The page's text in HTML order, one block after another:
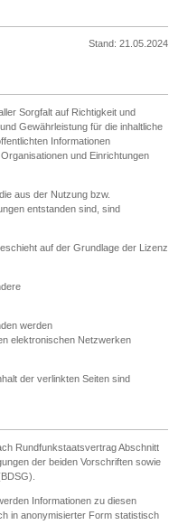
Stand: 21.05.2024
Sorgfalt auf Richtigkeit und
Gewährleistung für die inhaltliche
Informationen
und Einrichtungen
aus der Nutzung bzw.
entstanden sind, sind
auf der Grundlage der Lizenz
werden
elektronischen Netzwerken
der verlinkten Seiten sind
Rundfunkstaatsvertrag Abschnitt
der beiden Vorschriften sowie
Informationen zu diesen
in anonymisierter Form statistisch